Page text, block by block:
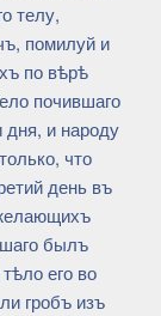
телу,
помилуй и
по вѣрѣ
почившаго
дня, и народу
что
день въ
былъ
его во
гробъ изъ